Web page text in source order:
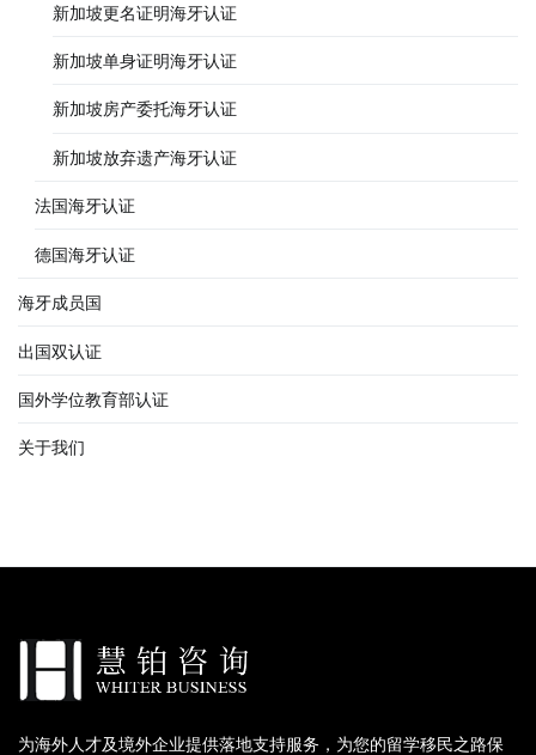
新加坡更名证明海牙认证
新加坡单身证明海牙认证
新加坡房产委托海牙认证
新加坡放弃遗产海牙认证
法国海牙认证
德国海牙认证
海牙成员国
出国双认证
国外学位教育部认证
关于我们
为海外人才及境外企业提供落地支持服务，为您的留学移民之路保